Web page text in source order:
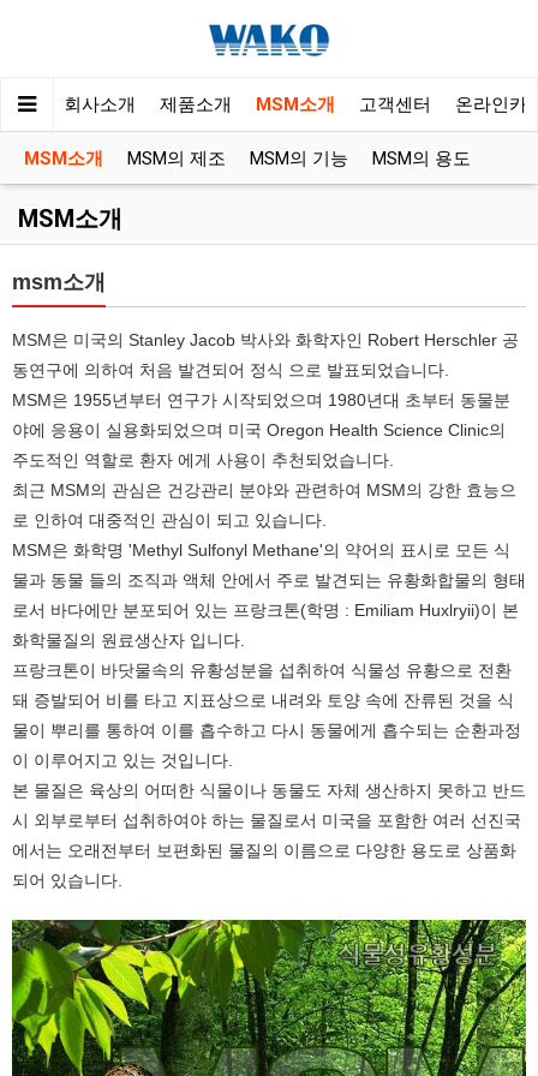
회사소개 제품소개 MSM소개 고객센터 온라인카
MSM소개 MSM의 제조 MSM의 기능 MSM의 용도
MSM소개
msm소개
MSM은 미국의 Stanley Jacob 박사와 화학자인 Robert Herschler 공
동연구에 의하여 처음 발견되어 정식 으로 발표되었습니다.
MSM은 1955년부터 연구가 시작되었으며 1980년대 초부터 동물분
야에 응용이 실용화되었으며 미국 Oregon Health Science Clinic의
주도적인 역할로 환자 에게 사용이 추천되었습니다.
최근 MSM의 관심은 건강관리 분야와 관련하여 MSM의 강한 효능으
로 인하여 대중적인 관심이 되고 있습니다.
MSM은 화학명 'Methyl Sulfonyl Methane'의 약어의 표시로 모든 식
물과 동물 들의 조직과 액체 안에서 주로 발견되는 유황화합물의 형태
로서 바다에만 분포되어 있는 프랑크톤(학명 : Emiliam Huxlryii)이 본
화학물질의 원료생산자 입니다.
프랑크톤이 바닷물속의 유황성분을 섭취하여 식물성 유황으로 전환
돼 증발되어 비를 타고 지표상으로 내려와 토양 속에 잔류된 것을 식
물이 뿌리를 통하여 이를 흡수하고 다시 동물에게 흡수되는 순환과정
이 이루어지고 있는 것입니다.
본 물질은 육상의 어떠한 식물이나 동물도 자체 생산하지 못하고 반드
시 외부로부터 섭취하여야 하는 물질로서 미국을 포함한 여러 선진국
에서는 오래전부터 보편화된 물질의 이름으로 다양한 용도로 상품화
되어 있습니다.